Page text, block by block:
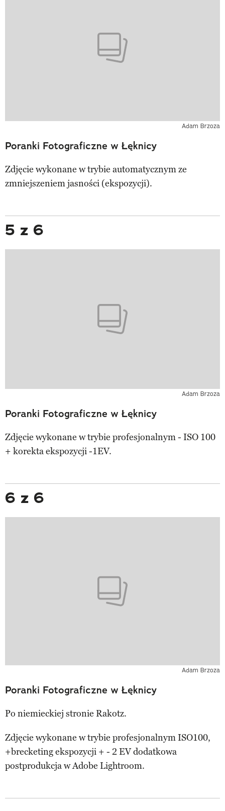
Adam Brzoza
Poranki Fotograficzne w Łęknicy
Zdjęcie wykonane w trybie automatycznym ze
zmniejszeniem jasności (ekspozycji).
5 z 6
Adam Brzoza
Poranki Fotograficzne w Łęknicy
Zdjęcie wykonane w trybie profesjonalnym - ISO 100
+ korekta ekspozycji -1EV.
6 z 6
Adam Brzoza
Poranki Fotograficzne w Łęknicy
Po niemieckiej stronie Rakotz.
Zdjęcie wykonane w trybie profesjonalnym ISO100,
+brecketing ekspozycji + - 2 EV dodatkowa
postprodukcja w Adobe Lightroom.